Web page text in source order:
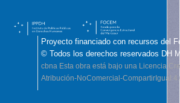
Proyecto financiado con recursos del
© Todos los derechos reservados DH
cbna Esta obra está bajo una Licencia
Atribución-NoComercial-CompartirIgual